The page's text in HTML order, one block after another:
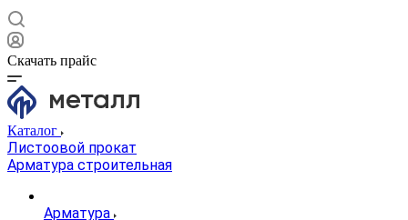
Скачать прайс
Каталог
Листоовой прокат
Арматура строительная
Арматура